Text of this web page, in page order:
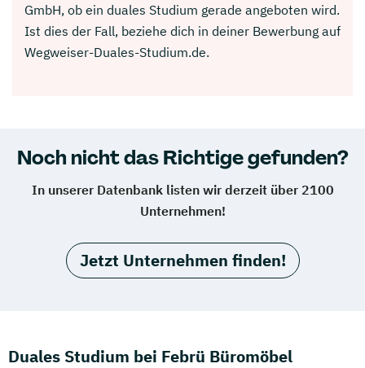
GmbH, ob ein duales Studium gerade angeboten wird.
Ist dies der Fall, beziehe dich in deiner Bewerbung auf
Wegweiser-Duales-Studium.de.
Noch nicht das Richtige gefunden?
In unserer Datenbank listen wir derzeit über 2100
Unternehmen!
Jetzt Unternehmen finden!
Duales Studium bei Febrü Büromöbel